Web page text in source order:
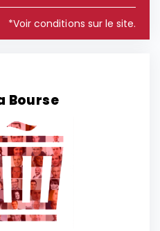
*Voir conditions sur le site.
Bourse